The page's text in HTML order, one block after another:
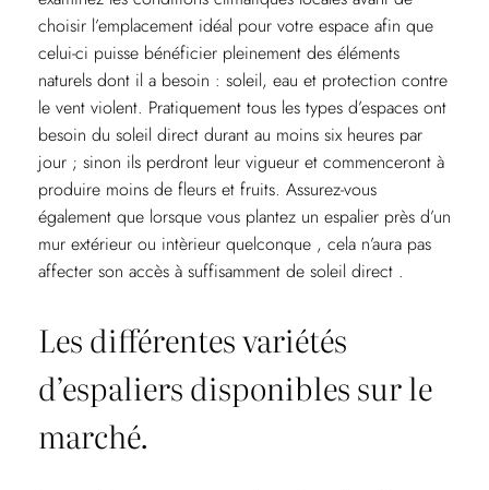
choisir l’emplacement idéal pour votre espace afin que
celui-ci puisse bénéficier pleinement des éléments
naturels dont il a besoin : soleil, eau et protection contre
le vent violent. Pratiquement tous les types d’espaces ont
besoin du soleil direct durant au moins six heures par
jour ; sinon ils perdront leur vigueur et commenceront à
produire moins de fleurs et fruits. Assurez-vous
également que lorsque vous plantez un espalier près d’un
mur extérieur ou intèrieur quelconque , cela n’aura pas
affecter son accès à suffisamment de soleil direct .
Les différentes variétés
d’espaliers disponibles sur le
marché.